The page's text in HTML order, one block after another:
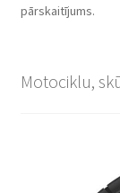
pārskaitījums.
Motociklu,